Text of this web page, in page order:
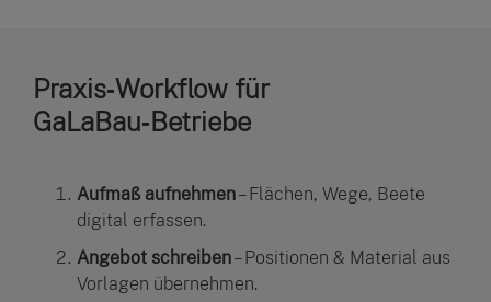
Praxis‑Workflow für
GaLaBau‑Betriebe
Aufmaß aufnehmen– Flächen, Wege, Beete
digital erfassen.
Angebot schreiben– Positionen & Material aus
Vorlagen übernehmen.